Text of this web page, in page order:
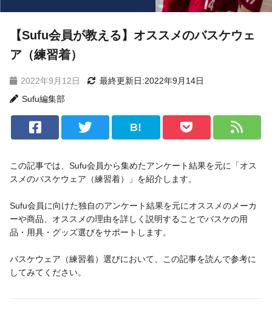
【Sufu会員が教える】オススメのバスケウェ
ア（練習着）
2022年9月12日
最終更新日:2022年9月14日
Sufu編集部
B!
この記事では、Sufu会員から集めたアンケート結果を元に「オス
スメのバスケウェア（練習着）」を紹介します。
Sufu会員に向けた独自のアンケート結果を元にオススメのメーカ
ーや商品、オススメの理由を詳しく説明することでバスケの用
品・用具・グッズ選びをサポートします。
バスケウェア（練習着）選びにおいて、この記事を読んで参考に
してみてください。